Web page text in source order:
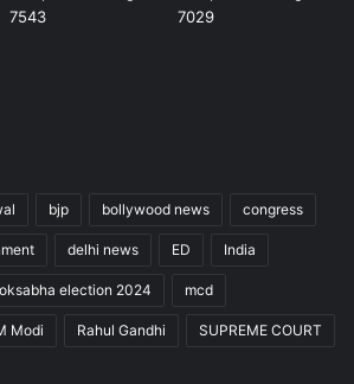
bjp bollywood news congress
delhi news ED India
election 2024 mcd
Modi Rahul Gandhi SUPREME COURT